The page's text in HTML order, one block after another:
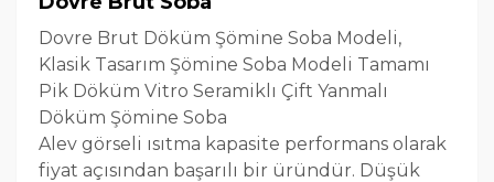
Dovre Brut Döküm Şömine Soba Modeli,
Klasik Tasarım Şömine Soba Modeli Tamamı
Pik Döküm Vitro Seramiklı Çift Yanmalı
Döküm Şömine Soba
Alev görseli ısıtma kapasite performans olarak
fiyat açısından başarılı bir üründür. Düşük